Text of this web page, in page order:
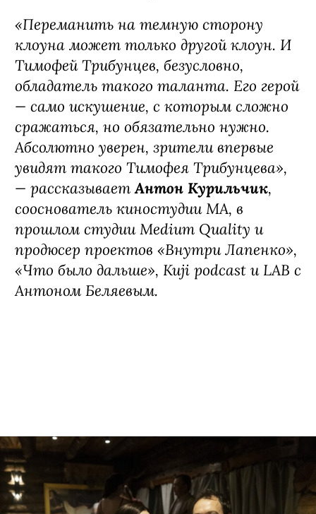
«Переманить на темную сторону
клоуна может только другой клоун. И
Тимофей Трибунцев, безусловно,
обладатель такого таланта. Его герой
— само искушение, с которым сложно
сражаться, но обязательно нужно.
Абсолютно уверен, зрители впервые
увидят такого Тимофея Трибунцева»,
— рассказываетАнтон Курильчик,
сооснователь киностудии MА, в
прошлом студии Medium Quality и
продюсер проектов «Внутри Лапенко»,
«Что было дальше», Kuji podcast и LAB с
Антоном Беляевым.